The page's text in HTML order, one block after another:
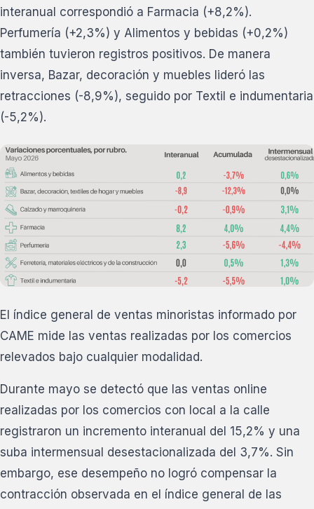
interanual correspondió a Farmacia (+8,2%).
Perfumería (+2,3%) y Alimentos y bebidas (+0,2%)
también tuvieron registros positivos. De manera
inversa, Bazar, decoración y muebles lideró las
retracciones (-8,9%), seguido por Textil e indumentaria
(-5,2%).
El índice general de ventas minoristas informado por
CAME mide las ventas realizadas por los comercios
relevados bajo cualquier modalidad.
Durante mayo se detectó que las ventas online
realizadas por los comercios con local a la calle
registraron un incremento interanual del 15,2% y una
suba intermensual desestacionalizada del 3,7%. Sin
embargo, ese desempeño no logró compensar la
contracción observada en el índice general de las